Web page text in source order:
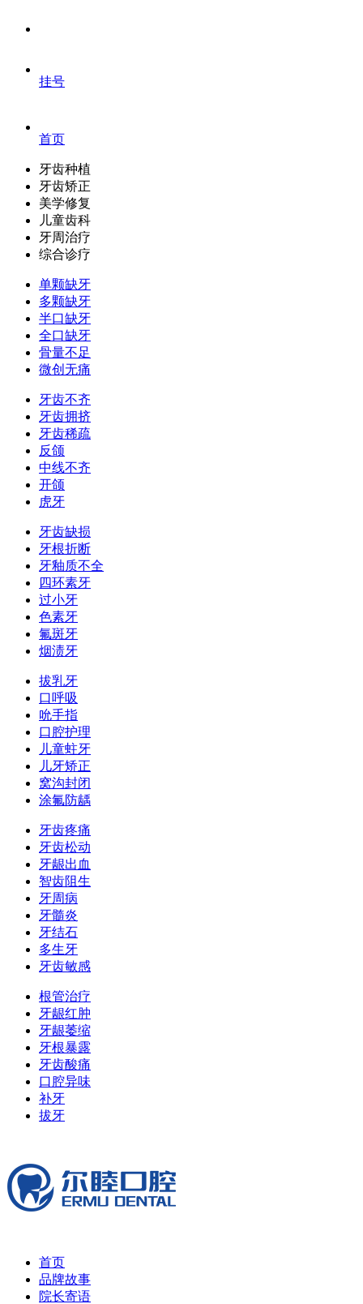
挂号
首页
牙齿种植
牙齿矫正
美学修复
儿童齿科
牙周治疗
综合诊疗
单颗缺牙
多颗缺牙
半口缺牙
全口缺牙
骨量不足
微创无痛
牙齿不齐
牙齿拥挤
牙齿稀疏
反颌
中线不齐
开颌
虎牙
牙齿缺损
牙根折断
牙釉质不全
四环素牙
过小牙
色素牙
氟斑牙
烟渍牙
拔乳牙
口呼吸
吮手指
口腔护理
儿童蛀牙
儿牙矫正
窝沟封闭
涂氟防龋
牙齿疼痛
牙齿松动
牙龈出血
智齿阻生
牙周病
牙髓炎
牙结石
多生牙
牙齿敏感
根管治疗
牙龈红肿
牙龈萎缩
牙根暴露
牙齿酸痛
口腔异味
补牙
拔牙
首页
品牌故事
院长寄语